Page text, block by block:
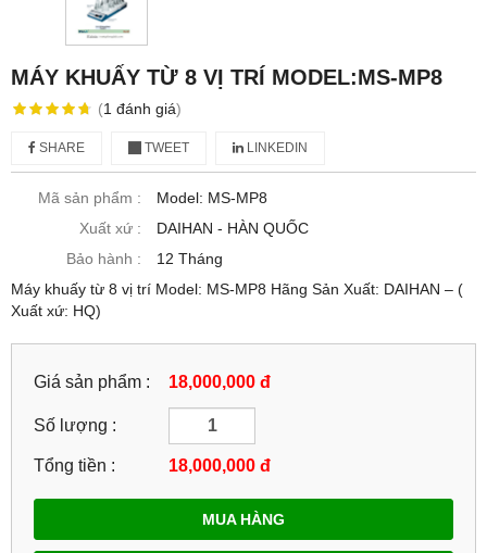
MÁY KHUẤY TỪ 8 VỊ TRÍ MODEL:MS-MP8
(1 đánh giá)
SHARE TWEET LINKEDIN
Mã sản phẩm :
Model: MS-MP8
Xuất xứ :
DAIHAN - HÀN QUỐC
Bảo hành :
12 Tháng
Máy khuấy từ 8 vị trí Model: MS-MP8 Hãng Sản Xuất: DAIHAN – (
Xuất xứ: HQ)
Giá sản phẩm : 18,000,000 đ
Số lượng :
Tổng tiền : 18,000,000 đ
MUA HÀNG